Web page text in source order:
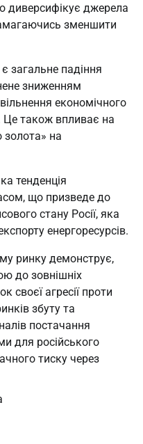
диверсифікує джерела
зменшити
падіння
зниженням
економічного
Це також впливає на
золота» на
тенденція
що призведе до
стану Росії, яка
енергоресурсів.
ринку демонструє,
до зовнішніх
своєї агресії проти
збуту та
постачання
для російського
тиску через